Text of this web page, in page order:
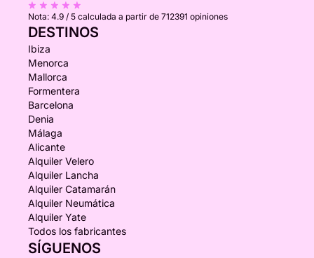
Nota: 4.9 / 5 calculada a partir de 712391 opiniones
DESTINOS
Ibiza
Menorca
Mallorca
Formentera
Barcelona
Denia
Málaga
Alicante
Alquiler Velero
Alquiler Lancha
Alquiler Catamarán
Alquiler Neumática
Alquiler Yate
Todos los fabricantes
SÍGUENOS